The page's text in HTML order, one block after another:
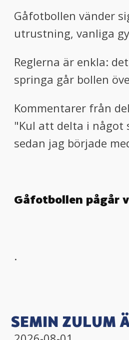
Gåfotbollen vänder
utrustning, vanliga
Reglerna är enkla:
springa går bollen
Kommentarer från
"Kul att delta i något
sedan jag började
Gåfotbollen pågår
.
SEMIN ZULUM